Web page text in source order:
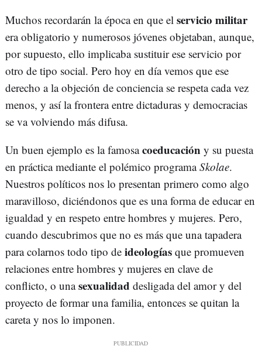
Muchos recordarán la época en que el servicio militar
era obligatorio y numerosos jóvenes objetaban, aunque,
por supuesto, ello implicaba sustituir ese servicio por
otro de tipo social. Pero hoy en día vemos que ese
derecho a la objeción de conciencia se respeta cada vez
menos, y así la frontera entre dictaduras y democracias
se va volviendo más difusa.
Un buen ejemplo es la famosacoeducación y su puesta
en práctica mediante el polémico programaSkolae.
Nuestros políticos nos lo presentan primero como algo
maravilloso, diciéndonos que es una forma de educar en
igualdad y en respeto entre hombres y mujeres. Pero,
cuando descubrimos que no es más que una tapadera
para colarnos todo tipo de ideologías que promueven
relaciones entre hombres y mujeres en clave de
conflicto, o unasexualidad desligada del amor y del
proyecto de formar una familia, entonces se quitan la
careta y nos lo imponen.